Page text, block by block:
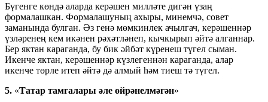
Бүгенге көндә аларда керәшен милләте дигән үзаң
формалашкан. Формалашуның ахыры, минемчә, совет
заманында булган. Әз генә мөмкинлек ачылгач, керәшеннәр
үзләренең кем икәнен рәхәтләнеп, кычкырып әйтә алганнар.
Бер яктан караганда, бу бик әйбәт күренеш түгел сыман.
Икенче яктан, керәшеннәр күзлегеннән караганда, алар
икенче төрле итеп әйтә дә алмый һәм тиеш тә түгел.
5. «Татар тамгалары әле өйрәнелмәгән»